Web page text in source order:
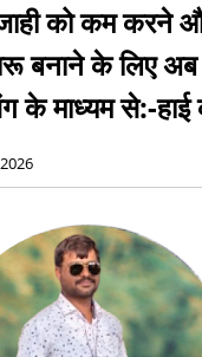
को कम करने
बनाने के लिए
के माध्यम से:-हाई